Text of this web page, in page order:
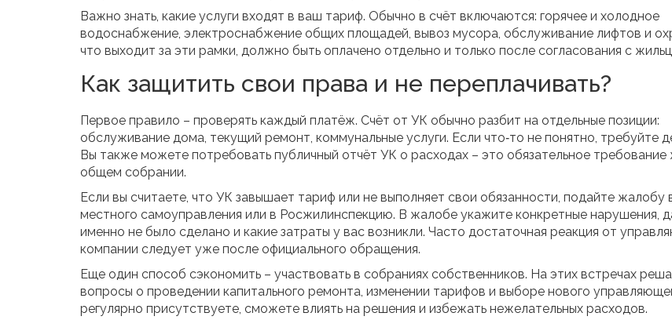
Важно знать, какие услуги входят в ваш тариф. Обычно в счёт включаются: горячее и холодное
водоснабжение, электроснабжение общих площадей, вывоз мусора, обслуживание лифтов и
что выходит за эти рамки, должно быть оплачено отдельно и только после согласования с
Как защитить свои права и не переплачивать?
Первое правило – проверять каждый платёж. Счёт от УК обычно разбит на отдельные позиции:
обслуживание дома, текущий ремонт, коммунальные услуги. Если что‑то не понятно, требуйте
Вы также можете потребовать публичный отчёт УК о расходах – это обязательное требование
общем собрании.
Если вы считаете, что УК завышает тариф или не выполняет свои обязанности, подайте жалобу
местного самоуправления или в Росжилинспекцию. В жалобе укажите конкретные нарушения,
именно не было сделано и какие затраты у вас возникли. Часто достаточная реакция от
компании следует уже после официального обращения.
Еще один способ сэкономить – участвовать в собраниях собственников. На этих встречах
вопросы о проведении капитального ремонта, изменении тарифов и выборе нового
регулярно присутствуете, сможете влиять на решения и избежать нежелательных расходов.